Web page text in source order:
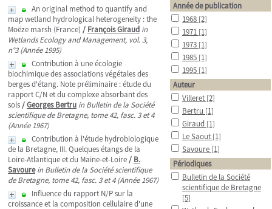
An original method to quantify and
map wetland hydrological heterogeneity : the
Moëze marsh (France) / François Giraud in
Wetlands Ecology and Management, vol. 3,
n°3 (Année 1995)
Contribution à une écologie
biochimique des associations végétales des
berges d'étang. Note préliminaire : étude du
rapport C/N et du complexe absorbant des
sols/Georges Bertru in Bulletin de la Société
scientifique de Bretagne, tome 42, fasc. 3 et 4
(Année 1967)
Contribution à l'étude hydrobiologique
de la Bretagne, III. Quelques étangs de la
Loire-Atlantique et du Maine-et-Loire/ B.
Savoure in Bulletin de la Société scientifique
de Bretagne, tome 42, fasc. 3 et 4 (Année 1967)
Influence du rapport N/P sur la
croissance et la composition cellulaire d'une
Année de publication
1968 [2]
1971 [1]
1973 [1]
1985 [1]
1995 [1]
Auteur
Villeret [2]
Bertru [1]
Giraud [1]
Le Saout [1]
Savoure [1]
Périodiques
Bulletin de la Société
scientifique de Bretagne
[5]